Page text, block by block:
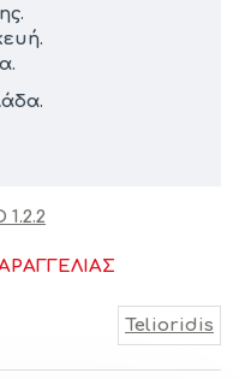
Telioridis